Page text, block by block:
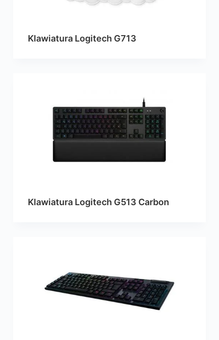
Klawiatura Logitech G713
Klawiatura Logitech G513 Carbon